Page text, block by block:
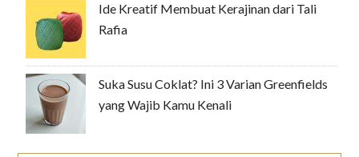
Ide Kreatif Membuat Kerajinan dari Tali
Rafia
Suka Susu Coklat? Ini 3 Varian Greenfields
yang Wajib Kamu Kenali